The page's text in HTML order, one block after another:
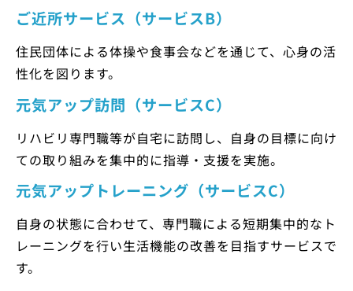
ご近所サービス（サービスB）
住民団体による体操や食事会などを通じて、心身の活
性化を図ります。
元気アップ訪問（サービスC）
リハビリ専門職等が自宅に訪問し、自身の目標に向け
ての取り組みを集中的に指導・支援を実施。
元気アップトレーニング（サービスC）
自身の状態に合わせて、専門職による短期集中的なト
レーニングを行い生活機能の改善を目指すサービスで
す。